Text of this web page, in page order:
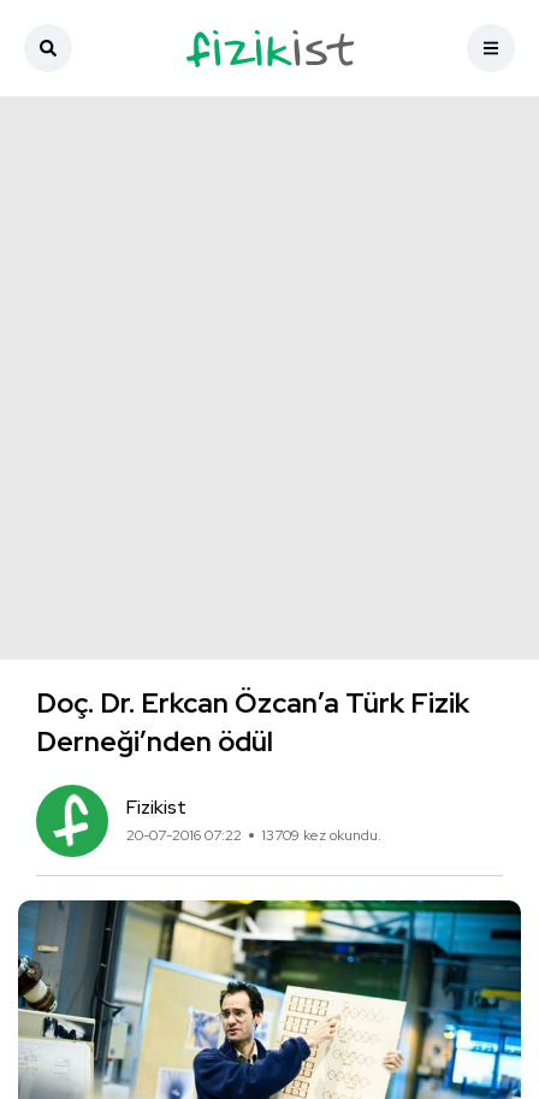
Doç. Dr. Erkcan Özcan’a Türk Fizik
Derneği’nden ödül
Fizikist
20-07-2016 07:22 13709 kez okundu.